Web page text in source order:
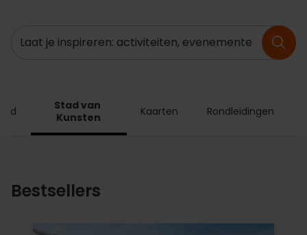
Zoeken
Stad van
Kunsten
Kaarten Rondleidingen
Bestsellers